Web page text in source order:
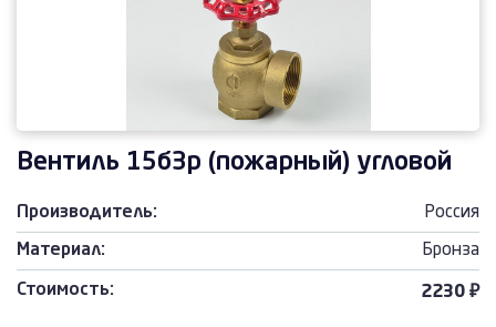
Вентиль 15б3р (пожарный) угловой
Производитель: Россия
Материал: Бронза
Стоимость: 2230 ₽